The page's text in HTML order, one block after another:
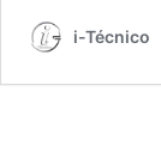
i-Técnico